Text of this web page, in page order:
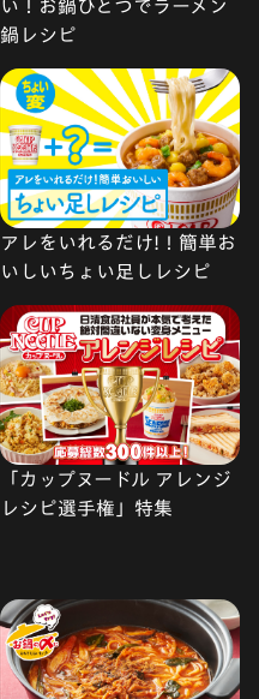
い！お鍋ひとつでラーメン
鍋レシピ
アレをいれるだけ!！簡単お
いしいちょい足しレシピ
「カップヌードル アレンジ
レシピ選手権」特集